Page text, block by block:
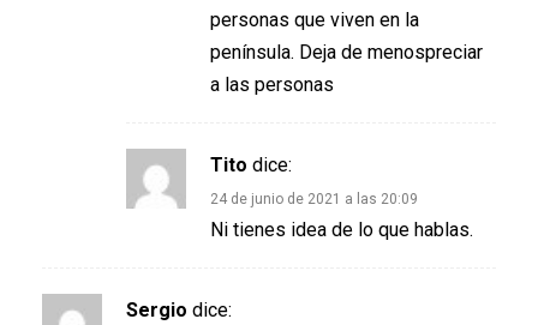
personas que viven en la
península. Deja de menospreciar
a las personas
Tito dice:
24 de junio de 2021 a las 20:09
Ni tienes idea de lo que hablas.
Sergio dice: